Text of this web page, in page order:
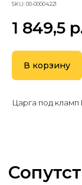
SKU:00-00004221
1 849,5
В корзину
Царга под